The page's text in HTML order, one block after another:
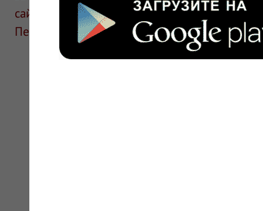
сайте для ознакомления и не является
Перед применением необходима